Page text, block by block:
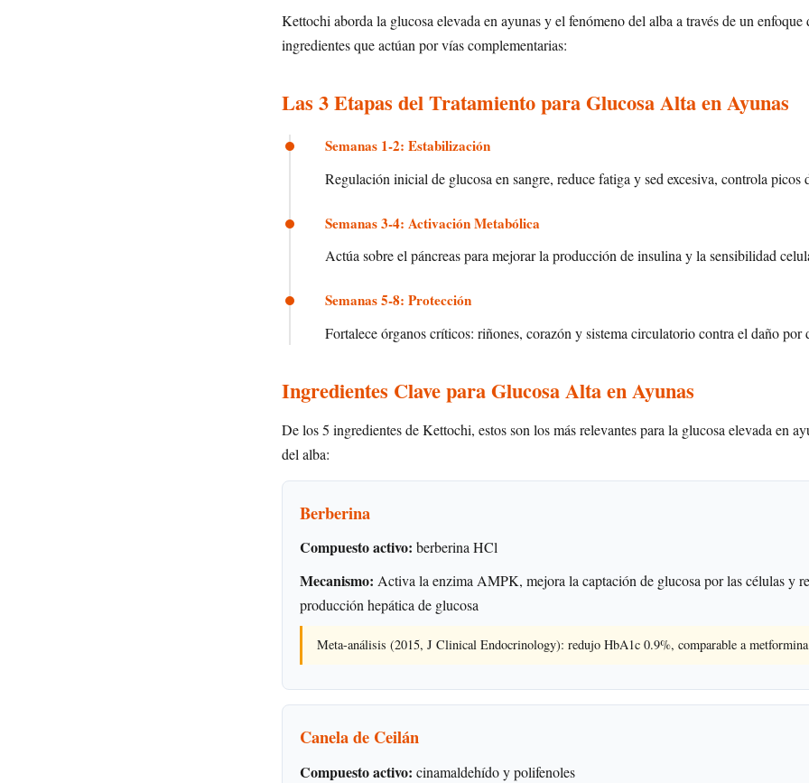
Kettochi aborda la glucosa elevada en ayunas y el fenómeno del alba a través de un enfoque
ingredientes que actúan por vías complementarias:
Las 3 Etapas del Tratamiento para Glucosa Alta en Ayunas
Semanas 1-2: Estabilización
Regulación inicial de glucosa en sangre, reduce fatiga y sed excesiva, controla picos
Semanas 3-4: Activación Metabólica
Actúa sobre el páncreas para mejorar la producción de insulina y la sensibilidad
Semanas 5-8: Protección
Fortalece órganos críticos: riñones, corazón y sistema circulatorio contra el daño por
Ingredientes Clave para Glucosa Alta en Ayunas
De los 5 ingredientes de Kettochi, estos son los más relevantes para la glucosa elevada en
del alba:
Berberina
Compuesto activo: berberina HCl
Mecanismo: Activa la enzima AMPK, mejora la captación de glucosa por las células y
producción hepática de glucosa
Meta-análisis (2015, J Clinical Endocrinology): redujo HbA1c 0.9%, comparable a metformina
Canela de Ceilán
Compuesto activo: cinamaldehído y polifenoles